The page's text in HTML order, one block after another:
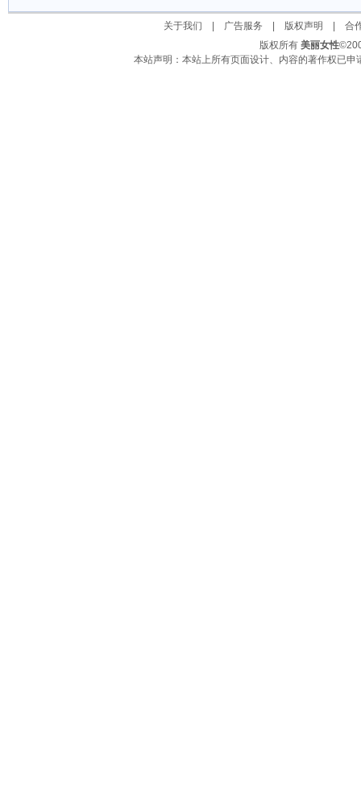
关于我们 广告服务 版权声明
合
版权所有 美丽女性
本站声明：本站上所有页面设计、内容的著作权已